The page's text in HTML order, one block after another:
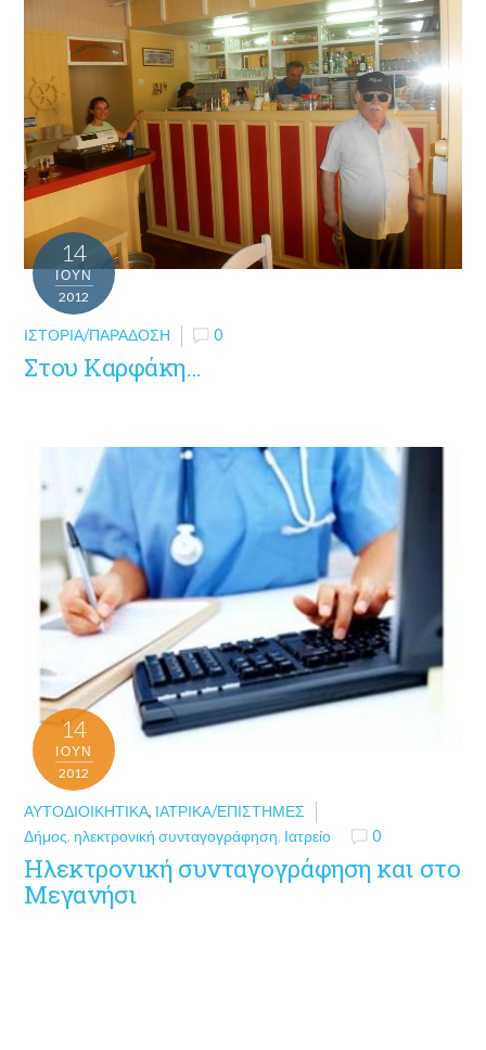
14
ΙΟΎΝ
2012
ΙΣΤΟΡΊΑ/ΠΑΡΆΔΟΣΗ 0
Στου Καρφάκη…
14
ΙΟΎΝ
2012
ΑΥΤΟΔΙΟΙΚΗΤΙΚΆ, ΙΑΤΡΙΚΆ/ΕΠΙΣΤΉΜΕΣ
Δήμος,ηλεκτρονική συνταγογράφηση, Ιατρείο 0
Ηλεκτρονική συνταγογράφηση και στο
Μεγανήσι